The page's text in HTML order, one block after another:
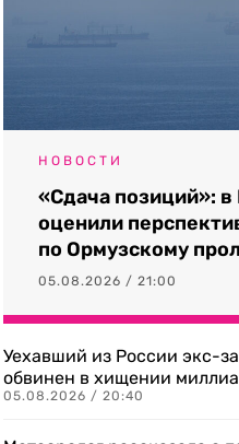
НОВОСТИ
«Сдача позиций»: в
оценили
по Ормузскому
05.08.2026 / 21:00
Уехавший из России экс-
обвинен в хищении
05.08.2026 / 20:40